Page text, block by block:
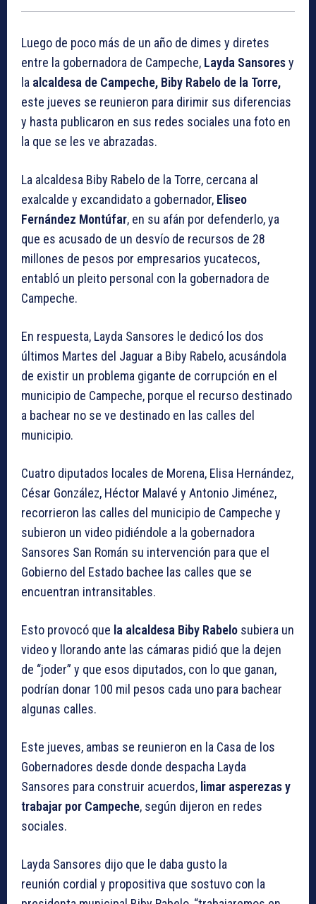
Luego de poco más de un año de dimes y diretes
entre la gobernadora de Campeche, Layda Sansoresy
la alcaldesa de Campeche, Biby Rabelo de la Torre,
este jueves se reunieron para dirimir sus diferencias
y hasta publicaron en sus redes sociales una foto en
la que se les ve abrazadas.
La alcaldesa Biby Rabelo de la Torre, cercana al
exalcalde y excandidato a gobernador, Eliseo
Fernández Montúfar, en su afán por defenderlo, ya
que es acusado de un desvío de recursos de 28
millones de pesos por empresarios yucatecos,
entabló un pleito personal con la gobernadora de
Campeche.
En respuesta, Layda Sansores le dedicó los dos
últimos Martes del Jaguar a Biby Rabelo, acusándola
de existir un problema gigante de corrupción en el
municipio de Campeche, porque el recurso destinado
a bachear no se ve destinado en las calles del
municipio.
Cuatro diputados locales de Morena, Elisa Hernández,
César González, Héctor Malavé y Antonio Jiménez,
recorrieron las calles del municipio de Campeche y
subieron un video pidiéndole a la gobernadora
Sansores San Román su intervención para que el
Gobierno del Estado bachee las calles que se
encuentran intransitables.
Esto provocó que la alcaldesa Biby Rabelo subiera un
video y llorando ante las cámaras pidió que la dejen
de “joder” y que esos diputados, con lo que ganan,
podrían donar 100 mil pesos cada uno para bachear
algunas calles.
Este jueves, ambas se reunieron en la Casa de los
Gobernadores desde donde despacha Layda
Sansores para construir acuerdos, limar asperezas y
trabajar por Campeche, según dijeron en redes
sociales.
Layda Sansores dijo que le daba gusto la
reunión cordial y propositiva que sostuvo con la